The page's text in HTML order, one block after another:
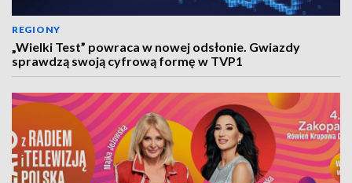
REGIONY
„Wielki Test” powraca w nowej odsłonie. Gwiazdy
sprawdzą swoją cyfrową formę w TVP1